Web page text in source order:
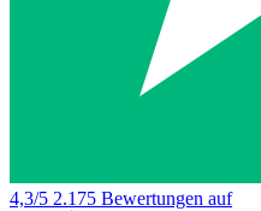
4,3/5 2.175 Bewertungen auf